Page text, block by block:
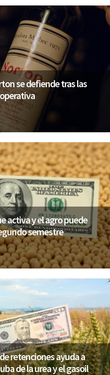
se defiende tras las
activa y el agro puede
semestre
retenciones ayuda a
de la urea y el gasoil